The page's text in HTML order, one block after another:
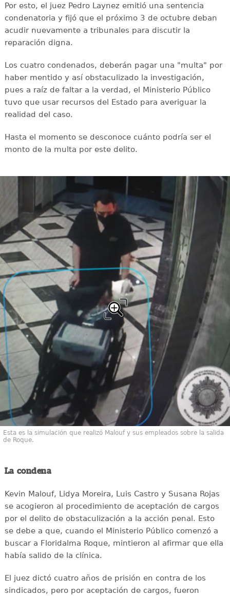
Por esto, el juez Pedro Laynez emitió una sentencia
condenatoria y fijó que el próximo 3 de octubre deban
acudir nuevamente a tribunales para discutir la
reparación digna.
Los cuatro condenados, deberán pagar una "multa" por
haber mentido y así obstaculizado la investigación,
pues a raíz de faltar a la verdad, el Ministerio Público
tuvo que usar recursos del Estado para averiguar la
realidad del caso.
Hasta el momento se desconoce cuánto podría ser el
monto de la multa por este delito.
Esta es la simulación que realizó Malouf y sus empleados sobre la salida
de Roque.
La condena
Kevin Malouf, Lidya Moreira, Luis Castro y Susana Rojas
se acogieron al procedimiento de aceptación de cargos
por el delito de obstaculización a la acción penal. Esto
se debe a que, cuando el Ministerio Público comenzó a
buscar a Floridalma Roque, mintieron al afirmar que ella
había salido de la clínica.
El juez dictó cuatro años de prisión en contra de los
sindicados, pero por aceptación de cargos, fueron